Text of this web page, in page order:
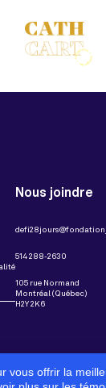
Nous joindre
514 288-2630
105 rue Normand
Montréal (Québec)
H2Y 2K6
vous offrir la